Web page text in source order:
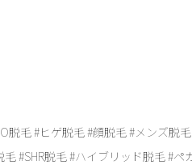
脱毛 #ヒゲ脱毛 #顔脱毛 #メンズ脱
#SHR脱毛 #ハイブリッド脱毛 #ペ